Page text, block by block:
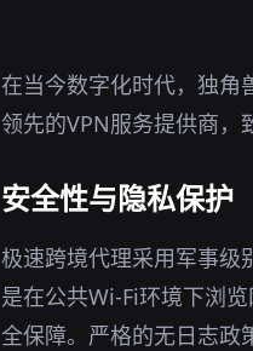
在当今数字化时代，独角
领先的VPN服务提供商，
安全性与隐私保护
极速跨境代理采用军事级
是在公共Wi-Fi环境下浏
全保障。严格的无日志政